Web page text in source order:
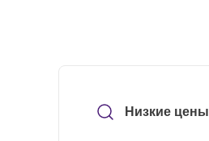
Низкие цены